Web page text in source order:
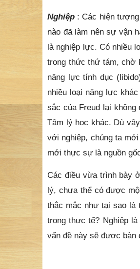
Nghiệp : Các hiện
nào đã làm nên sự vận
là nghiệp lực. Có nhiều
trong thức thứ tám, chờ
năng lực tính dục
nhiều loại năng lực
sắc của Freud lại
Tâm lý học khác. Dù
với nghiệp, chúng ta
mới thực sự là nguồn
Các điều vừa trình bày
lý, chưa thể có được
thắc mắc như tại sao là
trong thực tế? Nghiệp
vấn đề này sẽ được bàn